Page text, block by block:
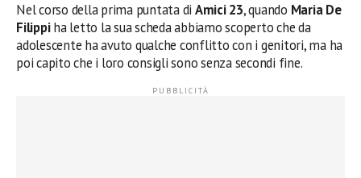
Nel corso della prima puntata di Amici 23, quando Maria De
Filippiha letto la sua scheda abbiamo scoperto che da
adolescente ha avuto qualche conflitto con i genitori, ma ha
poi capito che i loro consigli sono senza secondi fine.